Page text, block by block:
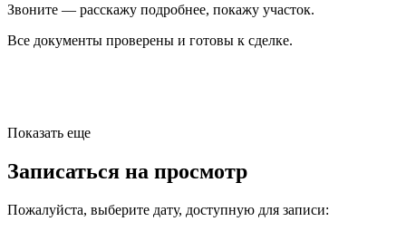
Звоните — расскажу подробнее, покажу участок.
Все документы проверены и готовы к сделке.
Показать еще
Записаться на просмотр
Пожалуйста, выберите дату, доступную для записи: